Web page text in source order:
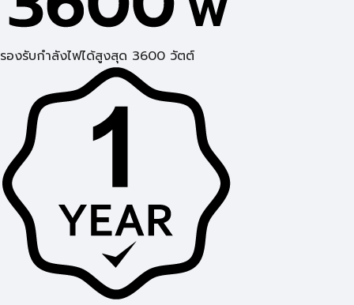
รองรับกำลังไฟได้สูงสุด 3600 วัตต์